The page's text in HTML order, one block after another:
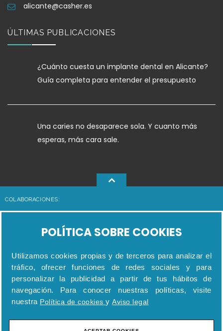
POLÍTICA SOBRE COOKIES
Utilizamos cookies propias y de terceros para analizar el
tráfico, ofrecer funciones de redes sociales y para
personalizar la publicidad a partir de tus hábitos de
navegación. Para conocer nuestras políticas, visite
nuestra Política de cookies y Aviso legal
alicante@casher.es
ÚLTIMAS PUBLICACIONES
¿Cuánto cuesta un implante dental en Alicante?
Guía completa para entender el presupuesto
Una caries no desaparece sola. Y cuanto más
esperas, más cara sale.
COLABORACIONES: